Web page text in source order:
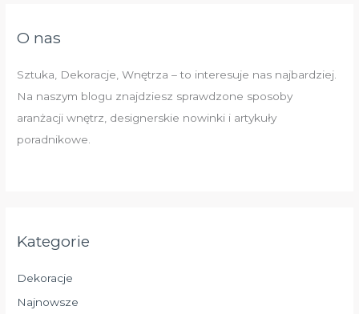
O nas
Sztuka, Dekoracje, Wnętrza – to interesuje nas najbardziej.
Na naszym blogu znajdziesz sprawdzone sposoby
aranżacji wnętrz, designerskie nowinki i artykuły
poradnikowe.
Kategorie
Dekoracje
Najnowsze